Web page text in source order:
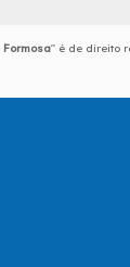
" é de direito